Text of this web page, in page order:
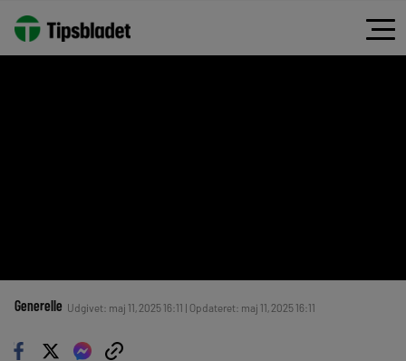
Generelle Udgivet: maj 11, 2025 16:11 | Opdateret: maj 11, 2025 16:11